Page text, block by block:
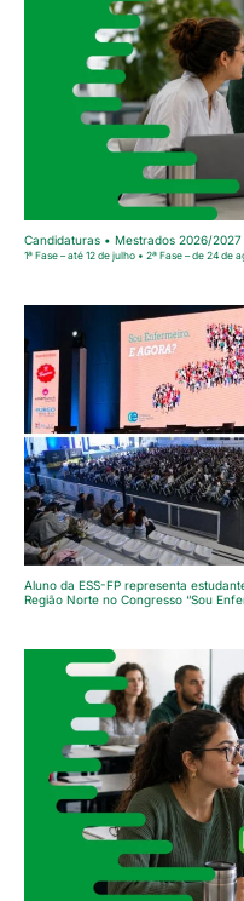
Candidaturas • Mestrados 2026/2027
1ª Fase – até 12 de julho • 2ª Fase – de 24 de
Aluno da ESS-FP representa
Região Norte no Congresso “Sou